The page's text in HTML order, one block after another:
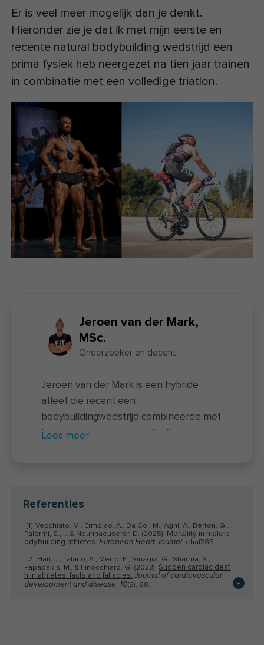
Er is veel meer mogelijk dan je denkt.
Hieronder zie je dat ik met mijn eerste en
recente natural bodybuilding wedstrijd een
prima fysiek heb neergezet na tien jaar trainen
in combinatie met een volledige triatlon.
Jeroen van der Mark,
MSc.
Onderzoeker en docent
Jeroen van der Mark is een hybride
atleet die recent een
bodybuildingwedstrijd combineerde met
het voltooien van een volledige triatlon
een universitaire opleiding als een
coachingsopleiding af. In de afgelopen
jaren hielp Jeroen viaclinics,online
coachingen diverse boeken duizenden
mensen om het maximale uit hun
Lees meer
Referenties
[1] Vecchiato, M., Ermolao, A., Da Col, M., Aghi, A., Berton, G.,
Palermi, S., … & Neunhaeuserer, D. (2025). Mortality in male b
odybuilding athletes. European Heart Journal, ehaf285.
[2] Han, J., Lalario, A., Merro, E., Sinagra, G., Sharma, S.,
Papadakis, M., & Finocchiaro, G. (2023). Sudden cardiac deat
h in athletes: facts and fallacies. Journal of cardiovascular
development and disease, 10(2), 68.